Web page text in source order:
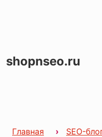
shopnseo.ru
Главная SEO-